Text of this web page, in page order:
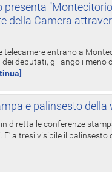
presenta
della Camera
telecamere entrano a
dei deputati, gli angoli
e palinsesto della
in diretta le conferenze
E' altresì visibile il